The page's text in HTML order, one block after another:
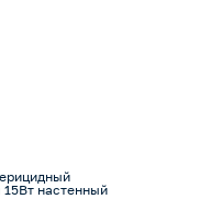
настенный